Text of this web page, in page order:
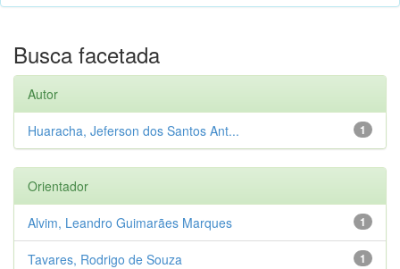
Busca facetada
Autor
1
Huaracha, Jeferson dos Santos Ant...
Orientador
1
Alvim, Leandro Guimarães Marques
1
Tavares, Rodrigo de Souza